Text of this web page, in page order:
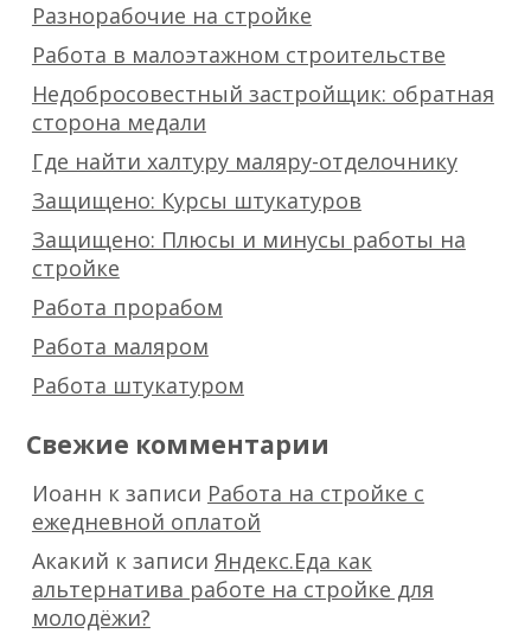
Разнорабочие на стройке
Работа в малоэтажном строительстве
Недобросовестный застройщик: обратная
сторона медали
Где найти халтуру маляру-отделочнику
Защищено: Курсы штукатуров
Защищено: Плюсы и минусы работы на
стройке
Работа прорабом
Работа маляром
Работа штукатуром
Свежие комментарии
Иоанн к записи Работа на стройке с
ежедневной оплатой
Акакий к записи Яндекс.Еда как
альтернатива работе на стройке для
молодёжи?